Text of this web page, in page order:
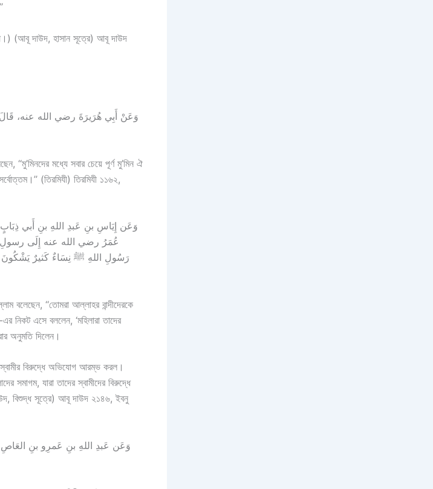
না।) (আবূ দাউদ, হাসান সূত্রে) আবূ দাউদ
‘‘মু’মিনদের মধ্যে সবার চেয়ে পূর্ণ মু’মিন ঐ
(তিরমিযী) তিরমিযী ১১৬২,
عُمَرُ رضي الله عنه إِلَى
رَسُولِ اللهِ ﷺ نِسَاءٌ كَثيرٌ
বলেছেন, ‘‘তোমরা আল্লাহর বান্দীদেরকে
নিকট এসে বললেন, ‘মহিলারা তাদের
অনুমতি দিলেন।
স্বামীর বিরুদ্ধে অভিযোগ আরম্ভ করল।
সমাগম, যারা তাদের স্বামীদের বিরুদ্ধে
বিশুদ্ধ সূত্রে) আবূ দাউদ ২১৪৬, ইবনু